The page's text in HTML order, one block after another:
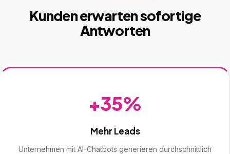
Kunden erwarten sofortige
Antworten
+35%
Mehr Leads
Unternehmen mit AI-Chatbots generieren durchschnittlich